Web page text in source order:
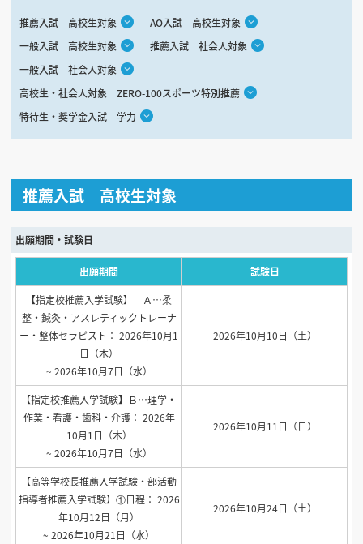
推薦入試 高校生対象
AO入試 高校生対象
一般入試 高校生対象
推薦入試 社会人対象
一般入試 社会人対象
高校生・社会人対象 ZERO-100スポーツ特別推薦
特待生・奨学金入試 学力
推薦入試 高校生対象
出願期間・試験日
出願期間 試験日
【指定校推薦入学試験】 Ａ…柔
整・鍼灸・アスレティックトレーナ
ー・整体セラピスト： 2026年10月1
日（木）
~ 2026年10月7日（水）
2026年10月10日（土）
【指定校推薦入学試験】Ｂ…理学・
作業・看護・歯科・介護： 2026年
10月1日（木）
~ 2026年10月7日（水）
2026年10月11日（日）
【高等学校長推薦入学試験・部活動
指導者推薦入学試験】①日程： 2026
年10月12日（月）
~ 2026年10月21日（水）
2026年10月24日（土）